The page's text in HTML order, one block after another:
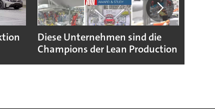
Diese Unternehmen sind die
Champions der Lean Production